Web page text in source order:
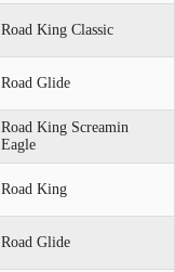
Road King Classic
Road Glide
Road King Screamin
Eagle
Road King
Road Glide